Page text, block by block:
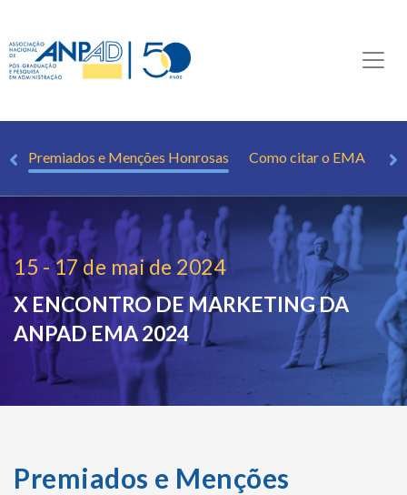
Premiados e Menções Honrosas Como citar o EMA
15 - 17 de mai de 2024
X ENCONTRO DE MARKETING DA
ANPADEMA 2024
Premiados e Menções